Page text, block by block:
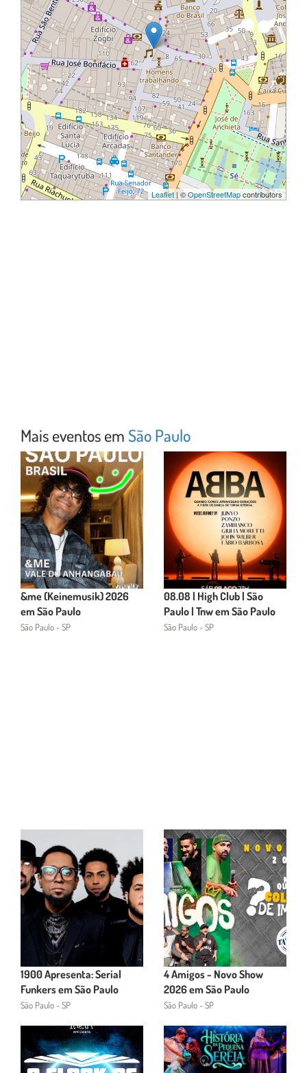
Leaflet| ©OpenStreetMapcontributors
Mais eventos emSão Paulo
&me (Keinemusik) 2026
em São Paulo
São Paulo - SP
08.08 | High Club | São
Paulo | Tnw em São Paulo
São Paulo - SP
1900 Apresenta: Serial
Funkers em São Paulo
São Paulo - SP
4 Amigos - Novo Show
2026 em São Paulo
São Paulo - SP